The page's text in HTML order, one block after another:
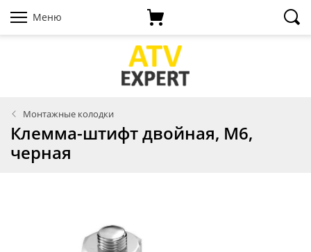
Меню
Монтажные колодки
Клемма-штифт двойная, M6,
черная